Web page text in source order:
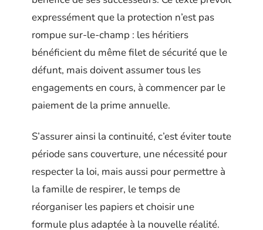
expressément que la protection n’est pas
rompue sur-le-champ : les héritiers
bénéficient du même filet de sécurité que le
défunt, mais doivent assumer tous les
engagements en cours, à commencer par le
paiement de la prime annuelle.
S’assurer ainsi la continuité, c’est éviter toute
période sans couverture, une nécessité pour
respecter la loi, mais aussi pour permettre à
la famille de respirer, le temps de
réorganiser les papiers et choisir une
formule plus adaptée à la nouvelle réalité.